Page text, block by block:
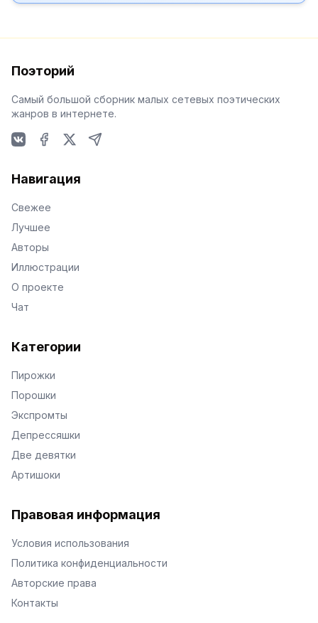
Поэторий
Самый большой сборник малых сетевых поэтических
жанров в интернете.
Навигация
Свежее
Лучшее
Авторы
Иллюстрации
О проекте
Чат
Категории
Пирожки
Порошки
Экспромты
Депрессяшки
Две девятки
Артишоки
Правовая информация
Условия использования
Политика конфиденциальности
Авторские права
Контакты